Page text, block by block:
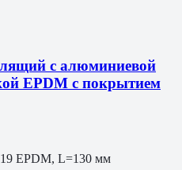
с алюминиевой
EPDM с покрытием
EPDM, L=130 мм